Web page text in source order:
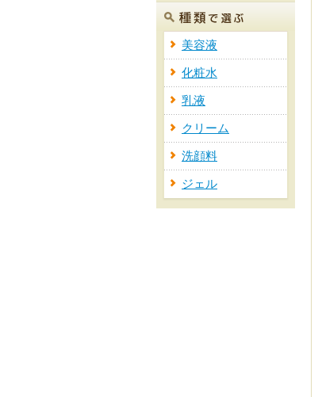
美容液
化粧水
乳液
クリーム
洗顔料
ジェル